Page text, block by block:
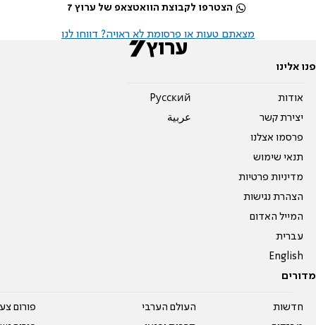
הצטרפו לקבוצת הוואטצאפ של ערוץ 7
מצאתם טעות או פרסומת לא ראויה? דווחו לנו
פנו אלינו
אודות
יצירת קשר
פרסמו אצלנו
תנאי שימוש
מדיניות פרטיות
הצהרת נגישות
המייל האדום
עברית
English
Pусский
عربية
מדורים
חדשות
העולם הערבי
פורום